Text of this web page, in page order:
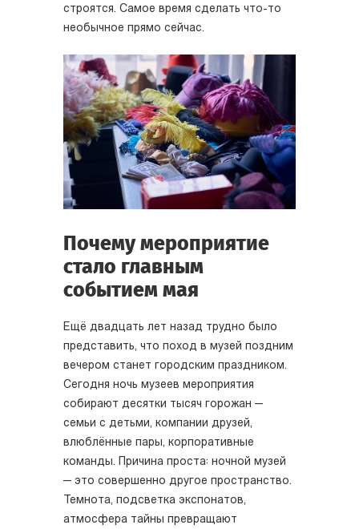
строятся. Самое время сделать что-то
необычное прямо сейчас.
Почему мероприятие
стало главным
событием мая
Ещё двадцать лет назад трудно было
представить, что поход в музей поздним
вечером станет городским праздником.
Сегодня ночь музеев мероприятия
собирают десятки тысяч горожан —
семьи с детьми, компании друзей,
влюблённые пары, корпоративные
команды. Причина проста: ночной музей
— это совершенно другое пространство.
Темнота, подсветка экспонатов,
атмосфера тайны превращают